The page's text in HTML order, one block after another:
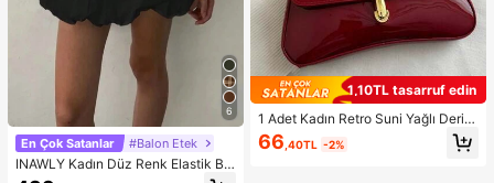
6
En Çok Satanlar #Balon Etek
INAWLY Kadın Düz Renk Elastik Bel
Pileli Kısa, Siyah Etek
1,10TL tasarruf edin
1 Adet Kadın Retro Suni Yağlı Deri O
muz ve Çapraz Askılı Çanta, Rande
vular, Geziler, Partiler ve Ziyafetler İ
66 ,40TL -2%